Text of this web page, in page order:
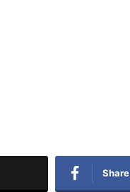
Share